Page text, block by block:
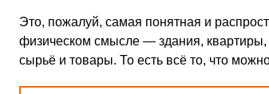
Это, пожалуй, самая понятная и
физическом смысле — здания, квартиры,
сырьё и товары. То есть всё то, что